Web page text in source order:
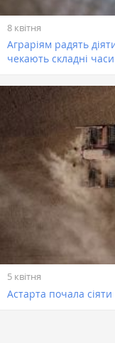
8 квітня
Аграріям радять
чекають складні часи
5 квітня
Астарта почала